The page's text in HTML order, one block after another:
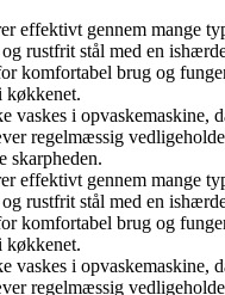
effektivt gennem mange
rustfrit stål med en
komfortabel brug og
køkkenet.
vaskes i opvaskemaskine,
regelmæssig
skarpheden.
effektivt gennem mange
rustfrit stål med en
komfortabel brug og
køkkenet.
vaskes i opvaskemaskine,
regelmæssig